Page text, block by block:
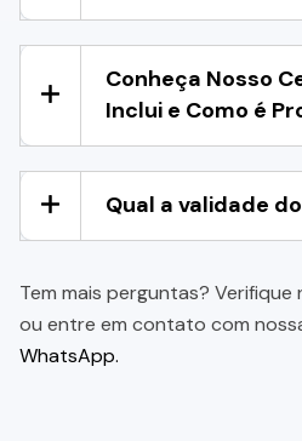
Conheça Nosso
Inclui e Como é
Qual a validade
Tem mais perguntas? Verifique
ou entre em contato com
WhatsApp.